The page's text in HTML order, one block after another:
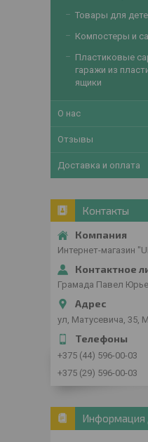
Товары для
Компостеры и
Пластиковые
гаражи из
ящики
О нас
Отзывы
Доставка и оплата
Контакты
Интернет-магазин
Грамада Павел
ул, Матусевича, 35,
+375 (44) 596-00-03
+375 (29) 596-00-03
Информация